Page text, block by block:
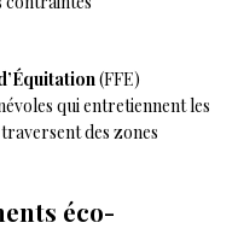
(FFE)
qui entretiennent les
des zones
éco-